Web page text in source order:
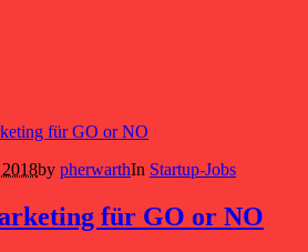
by pherwarthIn Startup-Jobs
für GO or NO